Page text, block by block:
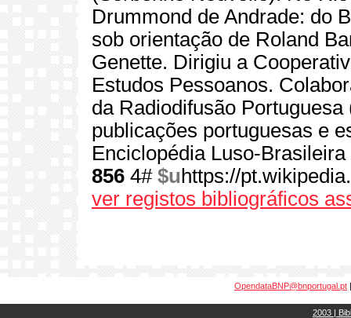
Drummond de Andrade: do
sob orientação de Roland
Genette. Dirigiu a
Estudos Pessoanos.
da Radiodifusão
publicações portuguesas e
Enciclopédia Luso-
856 4# $u https://
ver registos bibliográficos
OpendataBNP@bnportugal.pt
2003 |